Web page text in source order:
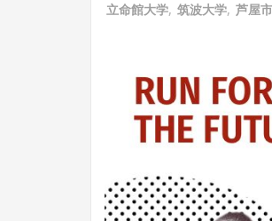
立命館大学, 筑波大学, 芦屋市